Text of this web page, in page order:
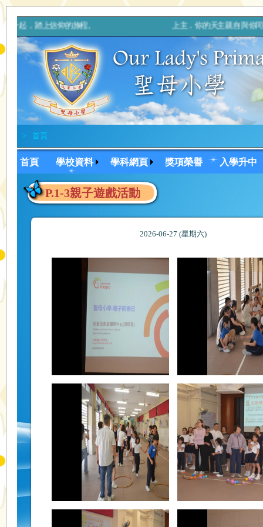
媽媽一起，踏上信仰的旅程。 上主，你的天主親自與你同
> 首頁
首頁 學校資料 學科網頁 獎項榮譽 入學升中
P.1-3親子遊戲活動
2026-06-27 (星期六)